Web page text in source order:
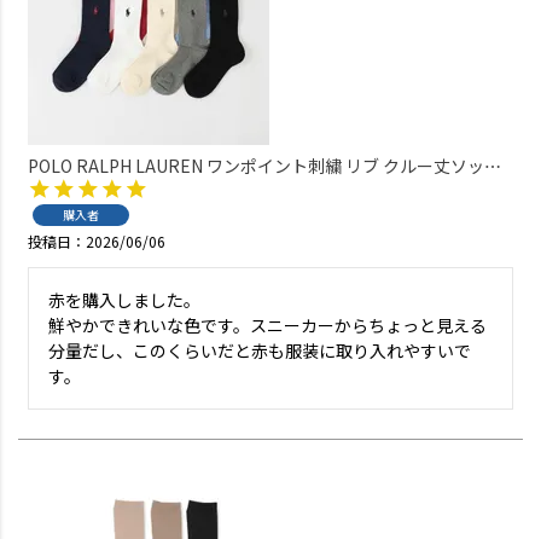
POLO RALPH LAUREN ワンポイント刺繍 リブ クルー丈ソック
ス レディース 03207330
購入者
投稿日 2026/06/06
赤を購入しました。
鮮やかできれいな色です。スニーカーからちょっと見える
分量だし、このくらいだと赤も服装に取り入れやすいで
す。